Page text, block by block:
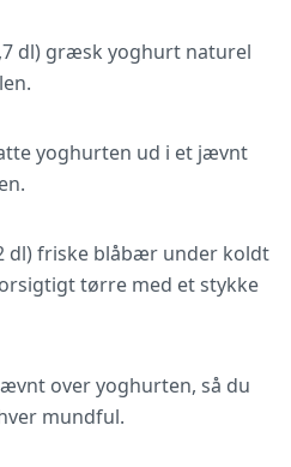
dl) græsk yoghurt naturel
yoghurten ud i et jævnt
dl) friske blåbær under koldt
tørre med et stykke
over yoghurten, så du
mundful.